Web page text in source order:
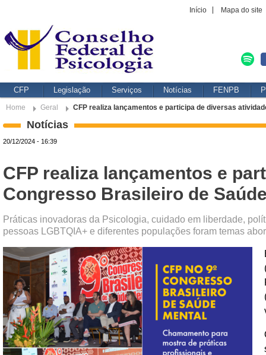
Início Mapa do site
CFP Legislação Serviços Notícias FENPB
Home Geral CFP realiza lançamentos e participa de diversas
Notícias
20/12/2024 - 16:39
CFP realiza lançamentos e
Congresso Brasileiro de
Práticas inovadoras da Psicologia, cuidado em liberdade,
pessoas LGBTQIA+ e diferentes populações foram temas